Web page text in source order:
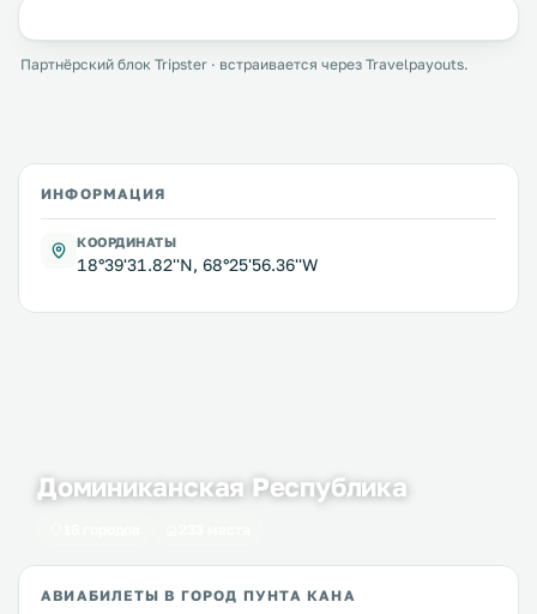
Партнёрский блок Tripster · встраивается через Travelpayouts.
ИНФОРМАЦИЯ
КООРДИНАТЫ
18°39'31.82''N, 68°25'56.36''W
Доминиканская Республика
АВИАБИЛЕТЫ В ГОРОД ПУНТА КАНА